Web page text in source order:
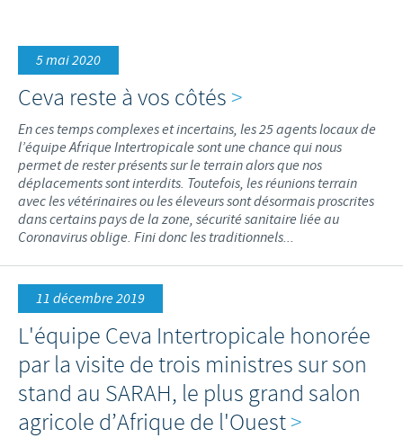
C.H.I.C.K. Program®
Vaccins couvoirs
Equipements de vaccination
Programmes de soutien
Business et partenariat scientifique
CONTACTEZ-NOUS
5 mai 2020
Ceva reste à vos côtés >
En ces temps complexes et incertains, les 25 agents locaux de
l’équipe Afrique Intertropicale sont une chance qui nous
permet de rester présents sur le terrain alors que nos
déplacements sont interdits. Toutefois, les réunions terrain
avec les vétérinaires ou les éleveurs sont désormais proscrites
dans certains pays de la zone, sécurité sanitaire liée au
Coronavirus oblige. Fini donc les traditionnels...
11 décembre 2019
L'équipe Ceva Intertropicale honorée
par la visite de trois ministres sur son
stand au SARAH, le plus grand salon
agricole d’Afrique de l'Ouest>